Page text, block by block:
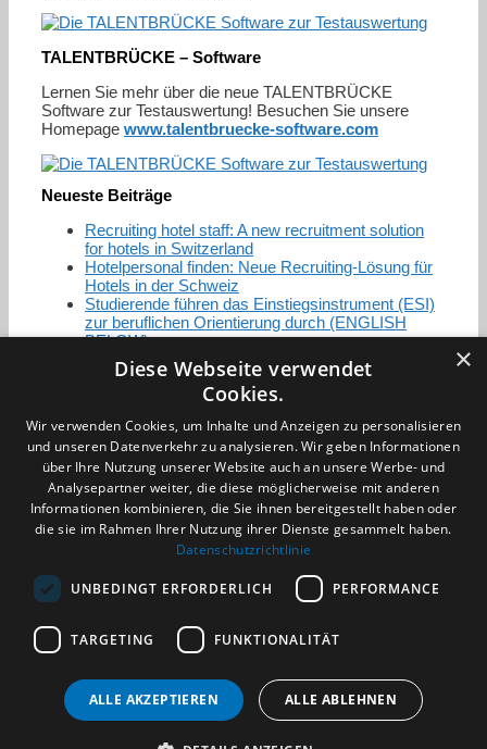
TALENTBRÜCKE – Software
Lernen Sie mehr über die neue TALENTBRÜCKE
Software zur Testauswertung! Besuchen Sie unsere
Homepage www.talentbruecke-software.com
Neueste Beiträge
Recruiting hotel staff: A new recruitment solution
for hotels in Switzerland
Hotelpersonal finden: Neue Recruiting-Lösung für
Hotels in der Schweiz
Studierende führen das Einstiegsinstrument (ESI)
zur beruflichen Orientierung durch (ENGLISH
BELOW)
Zertifizierung / Mitgliedschaften
Datenschutzerklärung
Benachrichtigungsservice
Kontakt und Anfahrt
×
Diese Webseite verwendet
Cookies.
Wir verwenden Cookies, um Inhalte und Anzeigen zu personalisieren
und unseren Datenverkehr zu analysieren. Wir geben Informationen
über Ihre Nutzung unserer Website auch an unsere Werbe- und
Analysepartner weiter, die diese möglicherweise mit anderen
Informationen kombinieren, die Sie ihnen bereitgestellt haben oder
die sie im Rahmen Ihrer Nutzung ihrer Dienste gesammelt haben.
Datenschutzrichtlinie
UNBEDINGT ERFORDERLICH PERFORMANCE
TARGETING FUNKTIONALITÄT
ALLE AKZEPTIEREN ALLE ABLEHNEN